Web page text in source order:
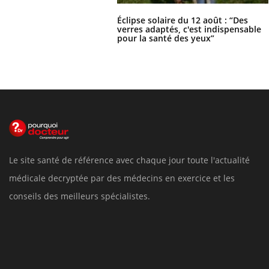
Éclipse solaire du 12 août : “Des
verres adaptés, c'est indispensable
pour la santé des yeux”
Le site santé de référence avec chaque jour toute l'actualité
médicale decryptée par des médecins en exercice et les
conseils des meilleurs spécialistes.